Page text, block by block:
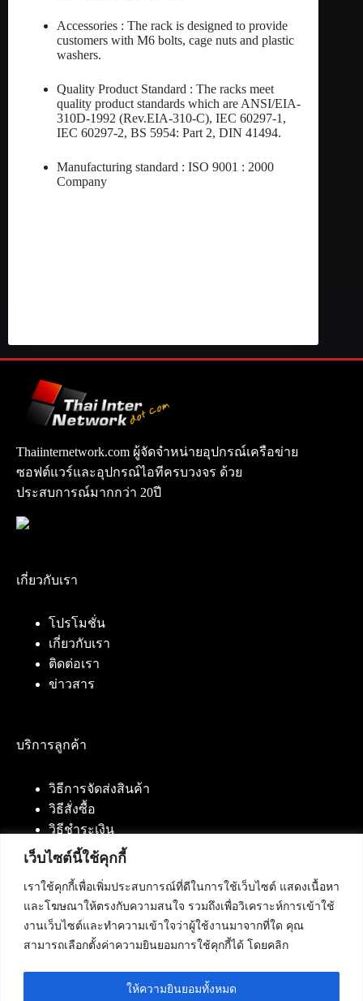
เว็บไซต์นี้ใช้คุกกี้
เราใช้คุกกี้เพื่อเพิ่มประสบการณ์ที่ดีในการใช้เว็บไซต์ แสดงเนื้อหา
และโฆษณาให้ตรงกับความสนใจ รวมถึงเพื่อวิเคราะห์การเข้าใช้
งานเว็บไซต์และทำความเข้าใจว่าผู้ใช้งานมาจากที่ใด คุณ
สามารถเลือกตั้งค่าความยินยอมการใช้คุกกี้ได้ โดยคลิก
ให้ความยินยอมทั้งหมด
Accessories : The rack is designed to provide
customers with M6 bolts, cage nuts and plastic
washers.
Quality Product Standard : The racks meet
quality product standards which are ANSI/EIA-
310D-1992 (Rev.EIA-310-C), IEC 60297-1,
IEC 60297-2, BS 5954: Part 2, DIN 41494.
Manufacturing standard : ISO 9001 : 2000
Company
Thaiinternetwork.com ผู้จัดจำหน่ายอุปกรณ์เครือข่าย
ซอฟต์แวร์และอุปกรณ์ไอทีครบวงจร ด้วย
ประสบการณ์มากกว่า 20ปี
เกี่ยวกับเรา
โปรโมชั่น
เกี่ยวกับเรา
ติดต่อเรา
ข่าวสาร
บริการลูกค้า
วิธีการจัดส่งสินค้า
วิธีสั่งซื้อ
วิธีชำระเงิน
ติดต่อเรา
บริษัท เน็ทฟิวชั่น คอมมิวนิเคชั่น จำกัด 420/94 ถนน
นัมเบอร์วัน-ราม 2 แขวงดอกไม้, เขตประเวศ
กรุงเทพมหานคร 10250